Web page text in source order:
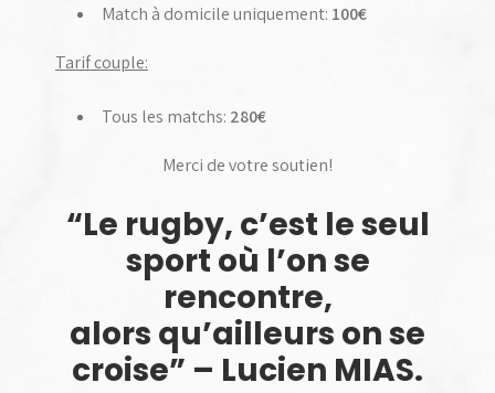
Match à domicile uniquement: 100€
Tarif couple:
Tous les matchs: 280€
Merci de votre soutien!
“Le rugby, c’est le seul
sport où l’on se
rencontre,
alors qu’ailleurs on se
croise” – Lucien MIAS.